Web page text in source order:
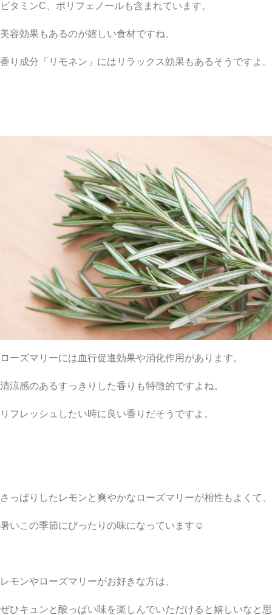
ビタミンC、ポリフェノールも含まれています。
美容効果もあるのが嬉しい食材ですね。
香り成分「リモネン」にはリラックス効果もあるそうですよ。
ローズマリーには血行促進効果や消化作用があります。
清涼感のあるすっきりした香りも特徴的ですよね。
リフレッシュしたい時に良い香りだそうですよ。
さっぱりしたレモンと爽やかなローズマリーが相性もよくて、
暑いこの季節にぴったりの味になっています☺︎
レモンやローズマリーがお好きな方は、
ぜひキュンと酸っぱい味を楽しんでいただけると嬉しいなと思